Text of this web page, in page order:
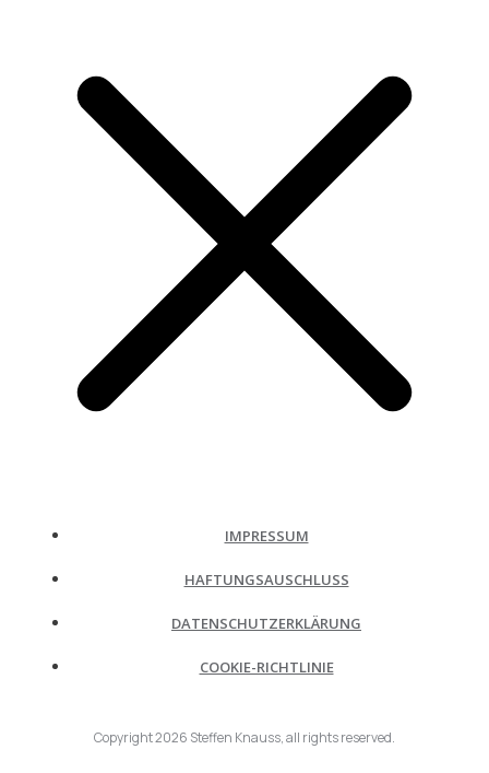
IMPRESSUM
HAFTUNGSAUSCHLUSS
DATENSCHUTZERKLÄRUNG
COOKIE-RICHTLINIE
Copyright2026 Steffen Knauss, all rights reserved.